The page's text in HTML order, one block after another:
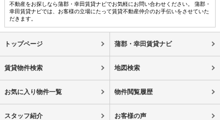
不動産をお探しなら蒲郡・幸田賃貸ナビでお気軽にお問い合わせください。 蒲郡・
幸田賃貸ナビでは、お客様の立場にたって賃貸不動産仲介のお手伝いをさせていた
だきます。
トップページ 蒲郡・幸田賃貸ナビ
賃貸物件検索 地図検索
お気に入り物件一覧 物件閲覧履歴
スタッフ紹介 お客様の声